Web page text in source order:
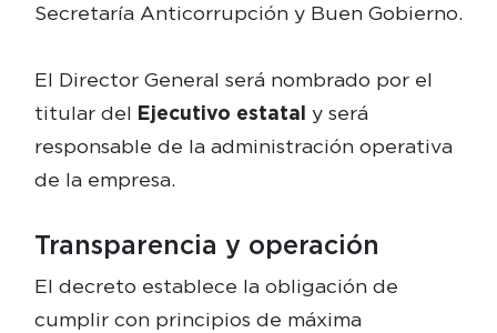
Secretaría Anticorrupción y Buen Gobierno.
El Director General será nombrado por el
titular del Ejecutivo estatal y será
responsable de la administración operativa
de la empresa.
Transparencia y operación
El decreto establece la obligación de
cumplir con principios de máxima